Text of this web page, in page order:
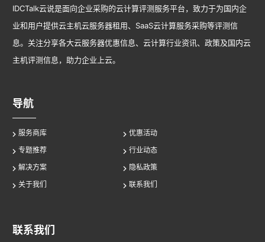
IDCTalk云说是面向企业采购的云计算评测服务平台，致力于为国内企
业和用户提供云主机云服务器租用、SaaS云计算服务采购等评测信
息。关注分享各大云服务器优惠信息、云计算行业资讯、政策及国内云
主机评测信息，助力企业上云。
导航
服务商库
优惠活动
专题推荐
行业动态
解决方案
隐私政策
关于我们
联系我们
联系我们